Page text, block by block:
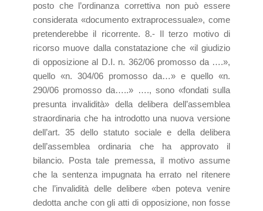
posto che l’ordinanza correttiva non può essere
considerata «documento extraprocessuale», come
pretenderebbe il ricorrente. 8.- Il terzo motivo di
ricorso muove dalla constatazione che «il giudizio
di opposizione al D.I. n. 362/06 promosso da ….»,
quello «n. 304/06 promosso da…» e quello «n.
290/06 promosso da…..» …., sono «fondati sulla
presunta invalidità» della delibera dell’assemblea
straordinaria che ha introdotto una nuova versione
dell’art. 35 dello statuto sociale e della delibera
dell’assemblea ordinaria che ha approvato il
bilancio. Posta tale premessa, il motivo assume
che la sentenza impugnata ha errato nel ritenere
che l’invalidità delle delibere «ben poteva venire
dedotta anche con gli atti di opposizione, non fosse